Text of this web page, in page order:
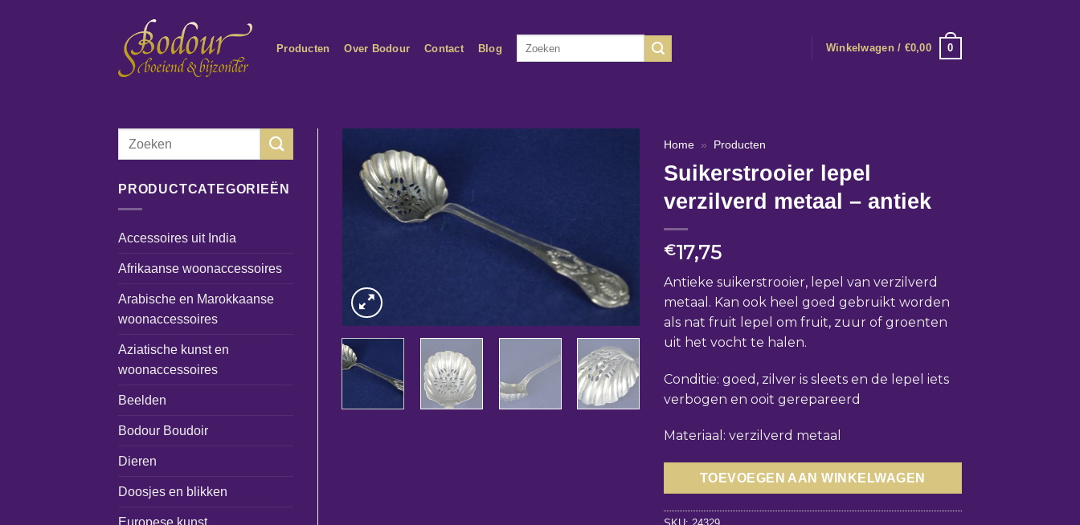
Producten Over Bodour Contact Blog Winkelwagen / €0,00 0
Zoeken
PRODUCTCATEGORIEËN
Accessoires uit India
Afrikaanse woonaccessoires
Arabische en Marokkaanse
woonaccessoires
Aziatische kunst en
woonaccessoires
Beelden
Bodour Boudoir
Dieren
Doosjes en blikken
Europese kunst
Home » Producten
Suikerstrooier lepel
verzilverd metaal – antiek
€17,75
Antieke suikerstrooier, lepel van verzilverd
metaal. Kan ook heel goed gebruikt worden
als nat fruit lepel om fruit, zuur of groenten
uit het vocht te halen.
Conditie: goed, zilver is sleets en de lepel iets
verbogen en ooit gerepareerd
Materiaal: verzilverd metaal
TOEVOEGEN AAN WINKELWAGEN